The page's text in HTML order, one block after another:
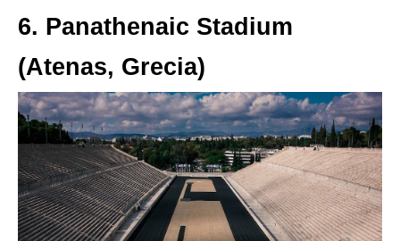
6. Panathenaic Stadium
(Atenas, Grecia)